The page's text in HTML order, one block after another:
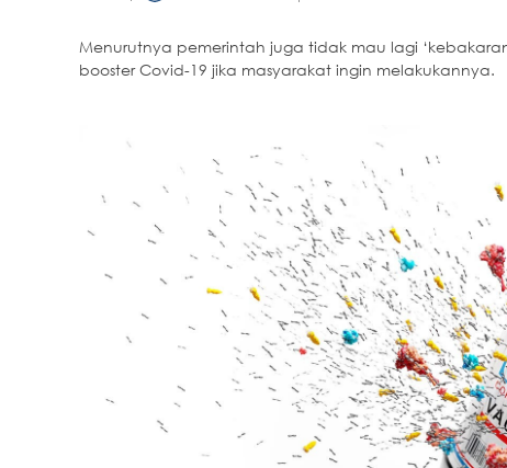
Menurutnya pemerintah juga tidak mau lagi
booster Covid-19 jika masyarakat ingin melakukannya.